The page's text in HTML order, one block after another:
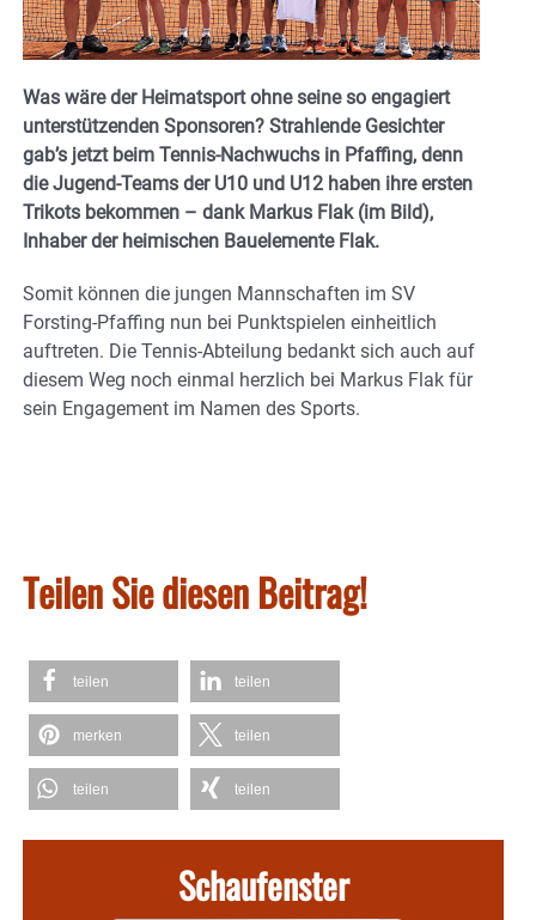
Was wäre der Heimatsport ohne seine so engagiert
unterstützenden Sponsoren? Strahlende Gesichter
gab’s jetzt beim Tennis-Nachwuchs in Pfaffing, denn
die Jugend-Teams der U10 und U12 haben ihre ersten
Trikots bekommen – dank Markus Flak (im Bild),
Inhaber der heimischen Bauelemente Flak.
Somit können die jungen Mannschaften im SV
Forsting-Pfaffing nun bei Punktspielen einheitlich
auftreten. Die Tennis-Abteilung bedankt sich auch auf
diesem Weg noch einmal herzlich bei Markus Flak für
sein Engagement im Namen des Sports.
Teilen Sie diesen Beitrag!
teilen teilen
merken teilen
teilen teilen
Schaufenster